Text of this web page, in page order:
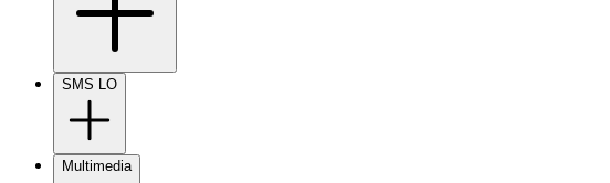
SMS LO
Multimedia